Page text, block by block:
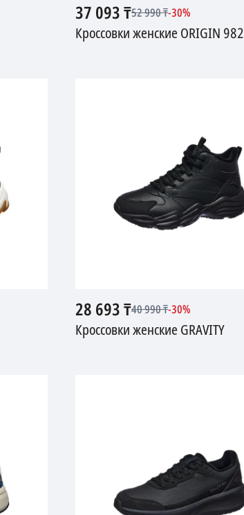
37 093₸52 990₸-30%
Кроссовки женские ORIGIN 982
28 693₸40 990₸-30%
Кроссовки женские GRAVITY